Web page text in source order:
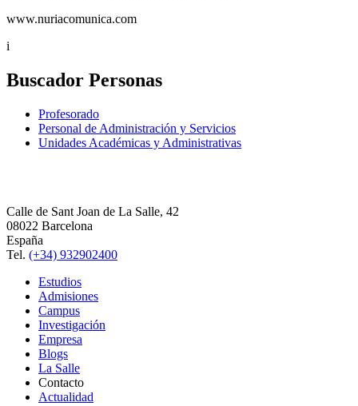
www.nuriacomunica.com
i
Buscador Personas
Profesorado
Personal de Administración y Servicios
Unidades Académicas y Administrativas
Calle de Sant Joan de La Salle, 42
08022 Barcelona
España
Tel. (+34) 932902400
Estudios
Admisiones
Campus
Investigación
Empresa
Blogs
La Salle
Contacto
Actualidad